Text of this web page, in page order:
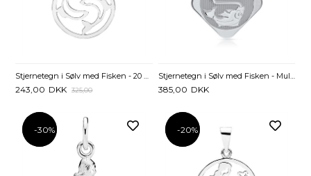
243,00 DKK 325,00
Stjernetegn i Sølv med Fisken - Mulighed for gravering
385,00 DKK
-30%
-30% -20%
-20%